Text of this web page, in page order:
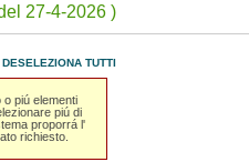
27-4-2026 )
DESELEZIONA TUTTI
o piú elementi
piú di
proporrá l'
richiesto.